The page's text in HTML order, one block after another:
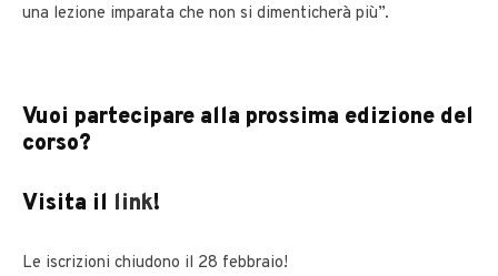
una lezione imparata che non si dimenticherà più”.
Vuoi partecipare alla prossima edizione del
corso?
Visita il link!
Le iscrizioni chiudono il 28 febbraio!